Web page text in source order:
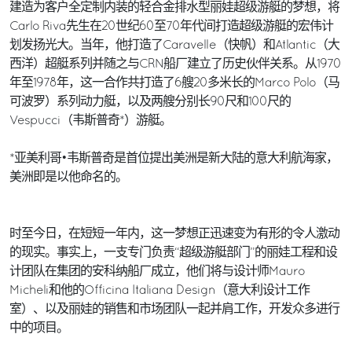
建造为客户全定制内装的轻合金排水型丽娃超级游艇的梦想，将
Carlo Riva先生在20世纪60至70年代间打造超级游艇的宏伟计
划发扬光大。当年，他打造了Caravelle（快帆）和Atlantic（大
西洋）超艇系列并随之与CRN船厂建立了历史伙伴关系。从1970
年至1978年，这一合作共打造了6艘20多米长的Marco Polo（马
可波罗）系列动力艇，以及两艘分别长90尺和100尺的
Vespucci（韦斯普奇*）游艇。
*亚美利哥•韦斯普奇是首位提出美洲是新大陆的意大利航海家，
美洲即是以他命名的。
时至今日，在短短一年内，这一梦想正迅速变为有形的令人激动
的现实。事实上，一支专门负责“超级游艇部门”的丽娃工程和设
计团队在集团的安科纳船厂成立，他们将与设计师Mauro
Micheli和他的Officina Italiana Design（意大利设计工作
室）、以及丽娃的销售和市场团队一起并肩工作，开发众多进行
中的项目。